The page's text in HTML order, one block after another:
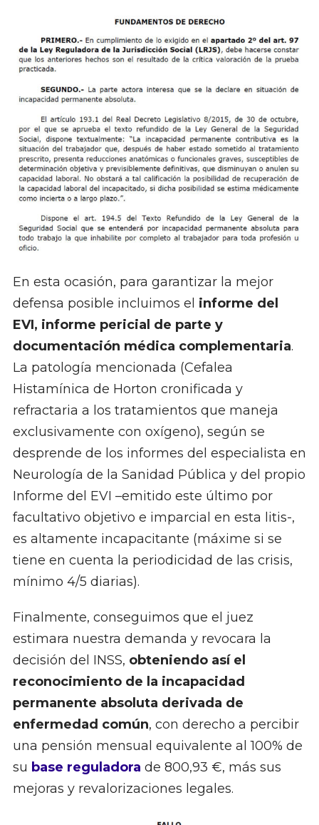
En esta ocasión, para garantizar la mejor
defensa posible incluimos el informe del
EVI, informe pericial de parte y
documentación médica complementaria.
La patología mencionada (Cefalea
Histamínica de Horton cronificada y
refractaria a los tratamientos que maneja
exclusivamente con oxígeno), según se
desprende de los informes del especialista en
Neurología de la Sanidad Pública y del propio
Informe del EVI –emitido este último por
facultativo objetivo e imparcial en esta litis-,
es altamente incapacitante (máxime si se
tiene en cuenta la periodicidad de las crisis,
mínimo 4/5 diarias).
Finalmente, conseguimos que el juez
estimara nuestra demanda y revocara la
decisión del INSS, obteniendo así el
reconocimiento de la incapacidad
permanente absoluta derivada de
enfermedad común, con derecho a percibir
una pensión mensual equivalente al 100% de
su base reguladora de 800,93 €, más sus
mejoras y revalorizaciones legales.